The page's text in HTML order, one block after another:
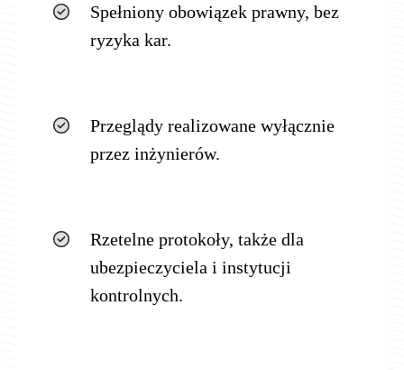
Spełniony obowiązek prawny, bez
ryzyka kar.
Przeglądy realizowane wyłącznie
przez inżynierów.
Rzetelne protokoły, także dla
ubezpieczyciela i instytucji
kontrolnych.